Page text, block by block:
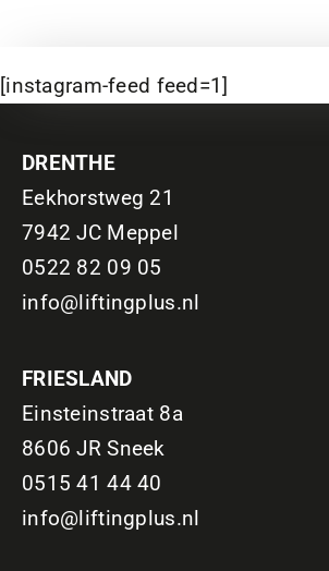
[instagram-feed feed=1]
DRENTHE
Eekhorstweg 21
7942 JC Meppel
0522 82 09 05
info@liftingplus.nl
FRIESLAND
Einsteinstraat 8a
8606 JR Sneek
0515 41 44 40
info@liftingplus.nl